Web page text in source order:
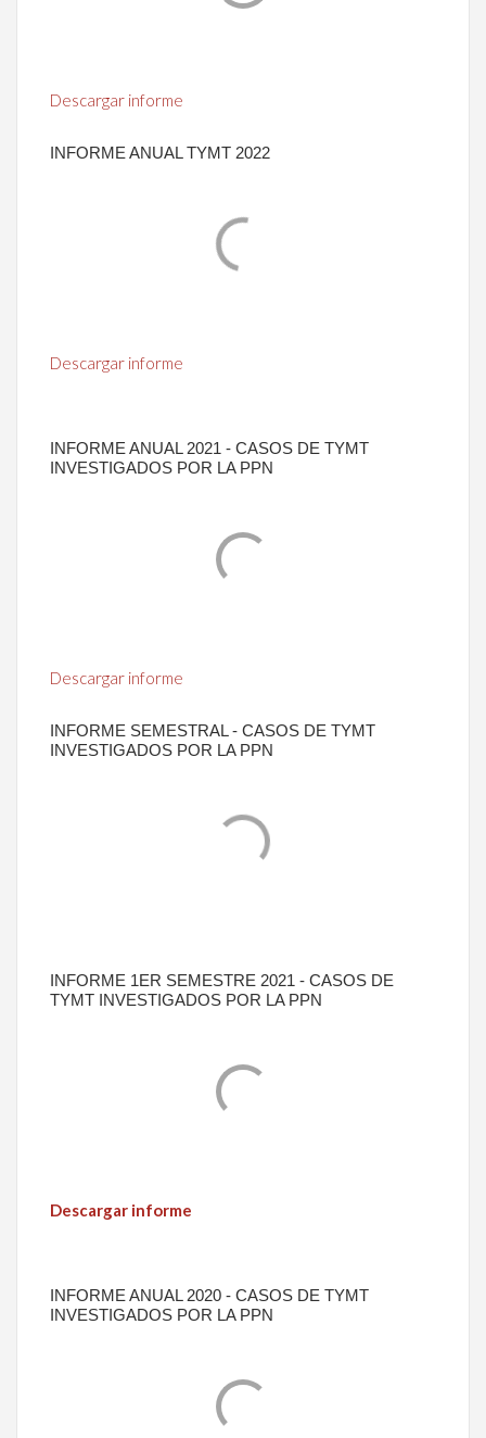
Descargar informe
INFORME ANUAL TYMT 2022
Descargar informe
INFORME ANUAL 2021 - CASOS DE TYMT
INVESTIGADOS POR LA PPN
Descargar informe
INFORME SEMESTRAL - CASOS DE TYMT
INVESTIGADOS POR LA PPN
INFORME 1ER SEMESTRE 2021 - CASOS DE
TYMT INVESTIGADOS POR LA PPN
Descargar informe
INFORME ANUAL 2020 - CASOS DE TYMT
INVESTIGADOS POR LA PPN